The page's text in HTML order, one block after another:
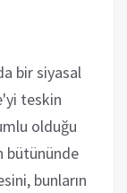
bir siyasal
teskin
olduğu
bütününde
bunların